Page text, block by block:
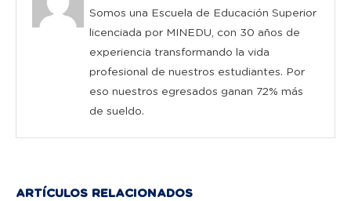
Somos una Escuela de Educación Superior
licenciada por MINEDU, con 30 años de
experiencia transformando la vida
profesional de nuestros estudiantes. Por
eso nuestros egresados ganan 72% más
de sueldo.
ARTÍCULOS RELACIONADOS